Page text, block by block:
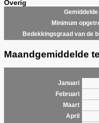
Overig
Minimum
Bedekkingsgraad van de
Maandgemiddelde
Januari
Februari
Maart
April